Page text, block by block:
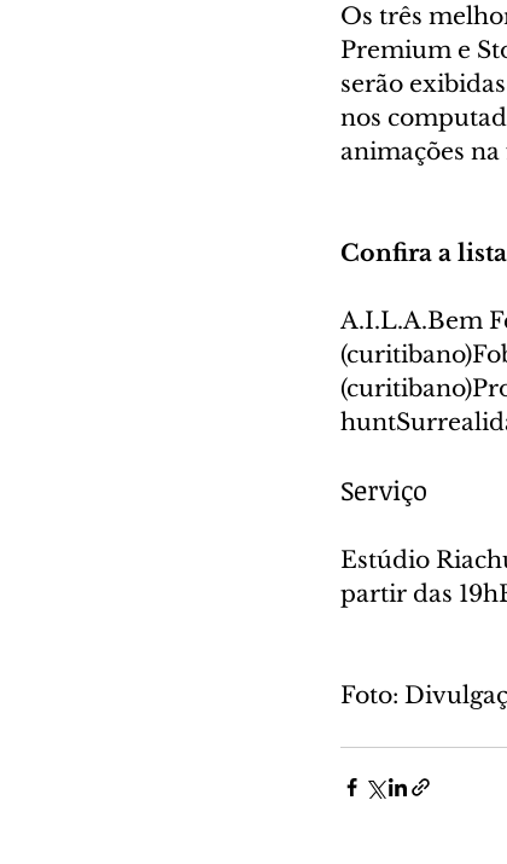
Os três
Premium e
serão
nos
animações na
Confira a
A.I.L.A.Bem
Serviço
Estúdio
partir das
Foto: